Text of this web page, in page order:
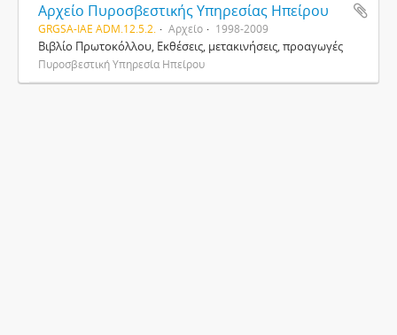
Αρχείο Πυροσβεστικής Υπηρεσίας Ηπείρου
GRGSA-IAE ADM.12.5.2. Αρχείο 1998-2009
Βιβλίο Πρωτοκόλλου, Εκθέσεις, μετακινήσεις, προαγωγές
Πυροσβεστική Υπηρεσία Ηπείρου